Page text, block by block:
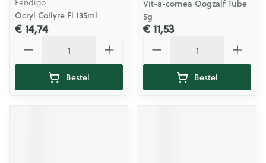
Ocryl Collyre Fl 135ml
€ 14,74
Bestel
Vit-a-cornea Oogzalf Tube
5g
€ 11,53
Bestel